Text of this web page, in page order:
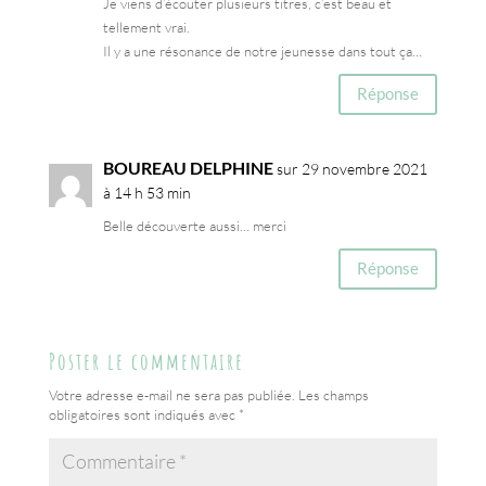
tellement vrai.
Il y a une résonance de notre jeunesse dans tout ça…
Réponse
BOUREAU DELPHINEsur 29 novembre 2021
à 14 h 53 min
Belle découverte aussi… merci
Réponse
Poster le commentaire
Votre adresse e-mail ne sera pas publiée. Les champs
obligatoires sont indiqués avec *